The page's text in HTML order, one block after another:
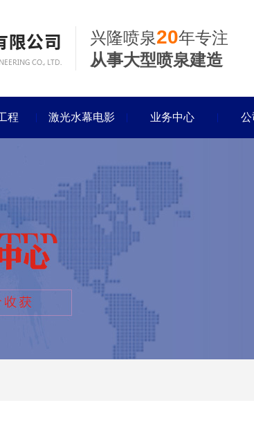
兴隆喷泉20年专注
从事大型喷泉建造
程 激光水幕电影 业务中心 公